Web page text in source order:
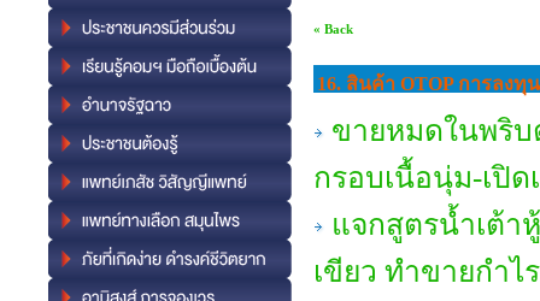
« Back
16. สินค้า OTOP การลง
ขายหมดในพริบ
กรอบเนื้อนุ่ม-เปิ
แจกสูตรน้ำเต้า
เขียว ทำขายกำไ